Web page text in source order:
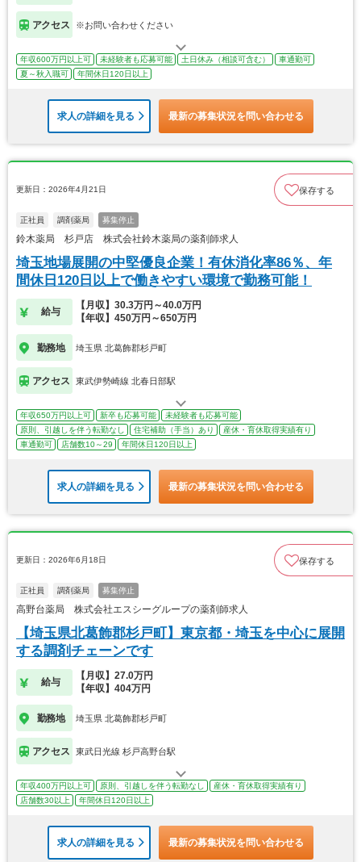
アクセス ※お問い合わせください
年収600万円以上可 未経験者も応募可能 土日休み（相談可含む）
車通勤可
夏～秋入職可
年間休日120日以上
求人の詳細を見る 最新の募集状況を問い合わせる
更新日：2026年4月21日 保存する
正社員 調剤薬局 募集停止
鈴木薬局 杉戸店 株式会社鈴木薬局の薬剤師求人
埼玉地場展開の中堅優良企業！有休消化率86％、年
間休日120日以上で働きやすい環境で勤務可能！
給与
【月収】30.3万円～40.0万円
【年収】450万円～650万円
勤務地 埼玉県 北葛飾郡杉戸町
アクセス 東武伊勢崎線 北春日部駅
年収650万円以上可 新卒も応募可能
未経験者も応募可能
原則、引越しを伴う転勤なし
住宅補助（手当）あり
産休・育休取得実績有り
車通勤可
店舗数10～29 年間休日120日以上
求人の詳細を見る 最新の募集状況を問い合わせる
更新日：2026年6月18日 保存する
正社員 調剤薬局 募集停止
高野台薬局 株式会社エスシーグループの薬剤師求人
【埼玉県北葛飾郡杉戸町】東京都・埼玉を中心に展開
する調剤チェーンです
給与
【月収】27.0万円
【年収】404万円
勤務地 埼玉県 北葛飾郡杉戸町
アクセス 東武日光線 杉戸高野台駅
年収400万円以上可 原則、引越しを伴う転勤なし
産休・育休取得実績有り
店舗数30以上
年間休日120日以上
求人の詳細を見る 最新の募集状況を問い合わせる